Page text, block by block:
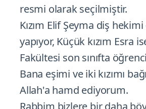
resmi olarak seçilmiştir.
Kızım Elif Şeyma diş
yapıyor, Küçük kızım Esra
Fakültesi son sınıfta
Bana eşimi ve iki kızımı
Allah'a hamd ediyorum.
Rabbim bizlere bir daha